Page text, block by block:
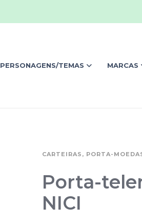
PERSONAGENS/TEMAS MARCAS
CARTEIRAS, PORTA-
Porta-
NICI